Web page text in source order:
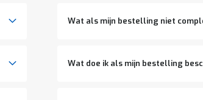
Wat als mijn bestelling niet
Wat doe ik als mijn bestelling